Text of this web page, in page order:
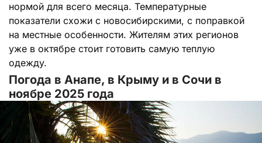
нормой для всего месяца. Температурные
показатели схожи с новосибирскими, с поправкой
на местные особенности. Жителям этих регионов
уже в октябре стоит готовить самую теплую
одежду.
Погода в Анапе, в Крыму и в Сочи в
ноябре 2025 года